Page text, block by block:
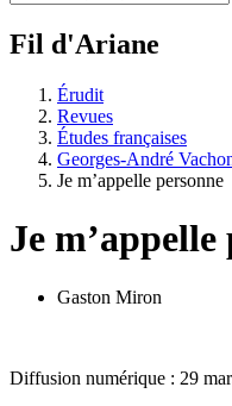
Fil d'Ariane
Érudit
Revues
Études françaises
Georges-André
Je m’appelle personne
Je m’appelle
Gaston Miron
Diffusion numérique : 29